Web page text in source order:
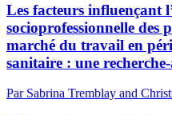
Les facteurs influençant
socioprofessionnelle des
marché du travail en
sanitaire : une
Par Sabrina Tremblay and